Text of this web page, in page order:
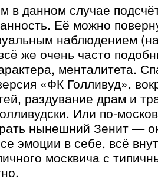
в данном случае
Её можно
наблюдением
же очень часто
менталитета.
«ФК Голливуд»,
раздувание драм и
Или по-
нынешний Зенит —
эмоции в себе, всё
москвича с